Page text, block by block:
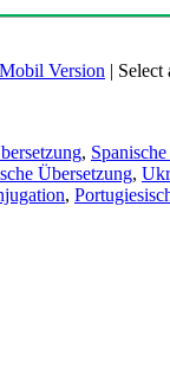
Mobil Version | Select
,
Übersetzung,
,